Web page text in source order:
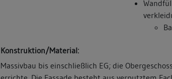
Konstruktion/Material:
Massivbau bis einschließlich EG; die